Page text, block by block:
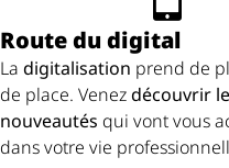
Route du digital
Ladigitalisation prend de
de place. Venezdécouvrir
nouveautés qui vont vous
dans votre vie